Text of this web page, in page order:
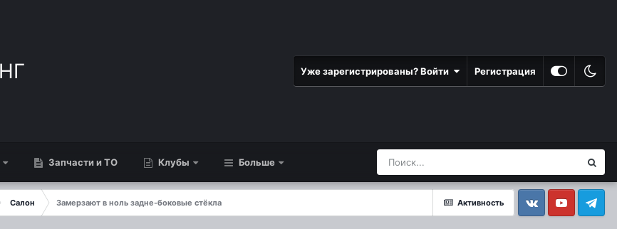
Уже зарегистрированы? Войти Регистрация
Запчасти и ТО Клубы Больше
Активность
Салон
Замерзают в ноль задне-боковые стёкла
VkontakteYouTube Telegram